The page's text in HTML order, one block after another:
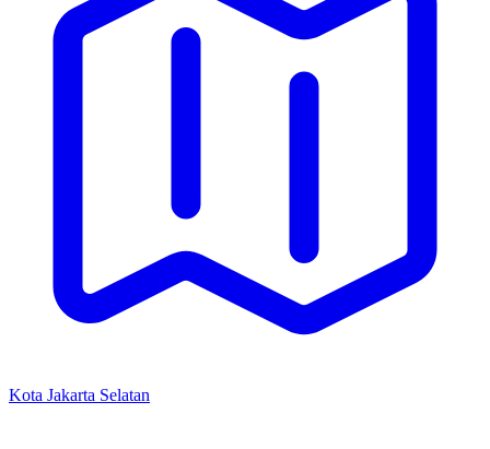
Kota Jakarta Selatan